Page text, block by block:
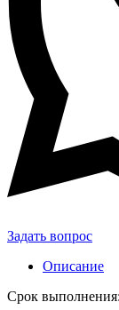
Задать вопрос
Описание
Срок